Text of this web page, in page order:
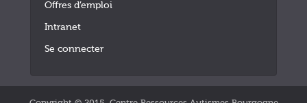
Offres d’emploi
Intranet
Se connecter